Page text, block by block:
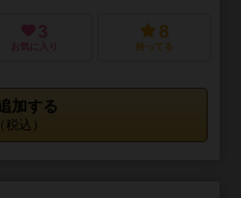
3
お気に入り
8
持ってる
加する
込）